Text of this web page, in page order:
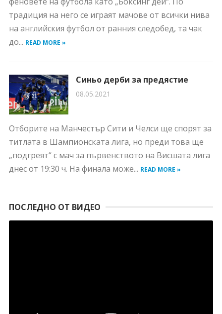
традиция на него се играят мачове от всички нива
на английския футбол от ранния следобед, та чак
до... READ MORE »
Синьо дерби за предястие
08.05.2021
Отборите на Манчестър Сити и Челси ще спорят за
титлата в Шампионската лига, но преди това ще
„подгреят“ с мач за първенството на Висшата лига
днес от 19:30 ч. На финала може... READ MORE »
ПОСЛЕДНО ОТ ВИДЕО